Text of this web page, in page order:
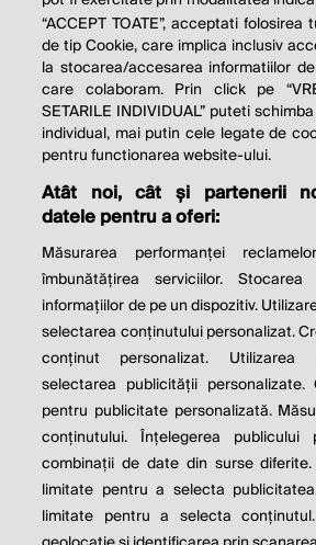
THE SOCIAL
BUSINESS IS TO
PROFITS.
Milton
© 2026 Profit.ro. Toate
Dezvoltat de
Contact Publicitate
Politica de cookie
confidențialitate
“ACCEPT TOATE”, acceptati
de tip Cookie, care implica inclusiv
la stocarea/accesarea informatiilor
care colaboram. Prin click pe
SETARILE INDIVIDUAL” puteti
individual, mai putin cele legate de
pentru functionarea website-ului.
Atât noi, cât și partenerii
datele pentru a oferi:
Măsurarea performanței
îmbunătățirea serviciilor.
informațiilor de pe un dispozitiv.
selectarea conținutului personalizat.
conținut personalizat. Utilizarea
selectarea publicității personalizate.
pentru publicitate personalizată.
conținutului. Înțelegerea
combinații de date din surse
limitate pentru a selecta
limitate pentru a selecta